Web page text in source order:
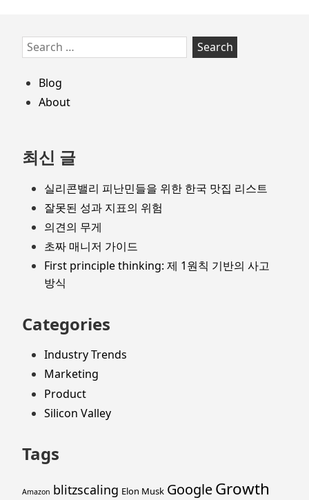
Skip
to
footer
Search
for:
Blog
About
최신 글
실리콘밸리 피난민들을 위한 한국 맛집 리스트
잘못된 성과 지표의 위험
의견의 무게
초짜 매니저 가이드
First principle thinking: 제 1원칙 기반의 사고
방식
Categories
Industry Trends
Marketing
Product
Silicon Valley
Tags
Amazon blitzscaling Elon Musk GoogleGrowth